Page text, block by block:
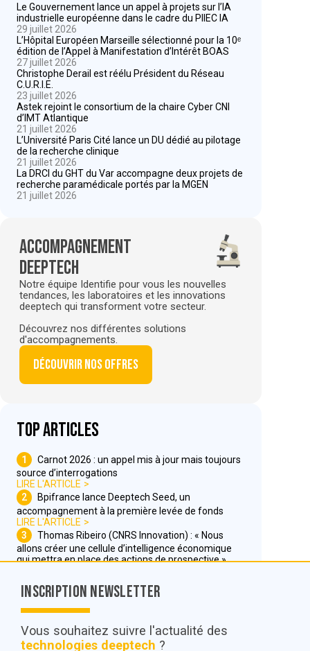
Le Gouvernement lance un appel à projets sur l’IA
industrielle européenne dans le cadre du PIIEC IA
29 juillet 2026
L’Hôpital Européen Marseille sélectionné pour la 10ᵉ
édition de l’Appel à Manifestation d’Intérêt BOAS
27 juillet 2026
Christophe Derail est réélu Président du Réseau
C.U.R.I.E.
23 juillet 2026
Astek rejoint le consortium de la chaire Cyber CNI
d’IMT Atlantique
21 juillet 2026
L’Université Paris Cité lance un DU dédié au pilotage
de la recherche clinique
21 juillet 2026
La DRCI du GHT du Var accompagne deux projets de
recherche paramédicale portés par la MGEN
21 juillet 2026
Accompagnement
deeptech
Notre équipe Identifie pour vous les nouvelles
tendances, les laboratoires et les innovations
deeptech qui transforment votre secteur.
Découvrez nos différentes solutions
d'accompagnements.
Découvrir nos offres
Top articles
1
Carnot 2026 : un appel mis à jour mais toujours
source d’interrogations
LIRE L'ARTICLE
2
Bpifrance lance Deeptech Seed, un
accompagnement à la première levée de fonds
LIRE L'ARTICLE
3
Thomas Ribeiro (CNRS Innovation) : « Nous
allons créer une cellule d’intelligence économique
qui mettra en place des actions de prospective »
Inscription Newsletter
Vous souhaitez suivre l'actualité des
technologies deeptech ?